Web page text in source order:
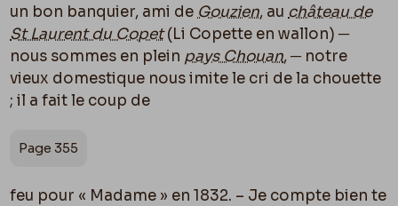
un bon banquier, ami de Gouzien, au château de
St Laurent du Copet(Li Copette en wallon) ─
nous sommes en plein pays Chouan, ─ notre
vieux domestique nous imite le cri de la chouette
; il a fait le coup de
Page 355
feu pour « Madame » en 1832. – Je compte bien te